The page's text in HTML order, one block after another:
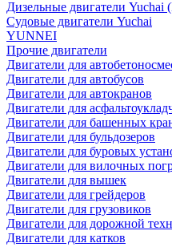
Дизельные двигатели
Судовые двигатели Yuchai
YUNNEI
Прочие двигатели
Двигатели для
Двигатели для автобусов
Двигатели для автокранов
Двигатели для
Двигатели для башенных
Двигатели для бульдозеров
Двигатели для буровых
Двигатели для вилочных
Двигатели для вышек
Двигатели для грейдеров
Двигатели для грузовиков
Двигатели для дорожной
Двигатели для катков